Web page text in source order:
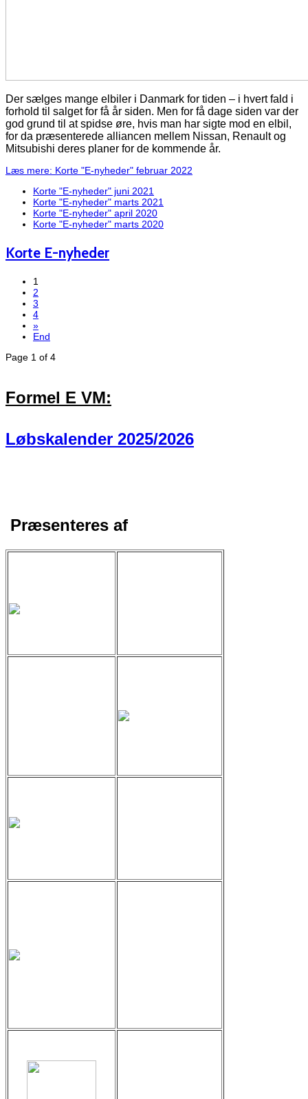
Der sælges mange elbiler i Danmark for tiden – i hvert fald i
forhold til salget for få år siden. Men for få dage siden var der
god grund til at spidse øre, hvis man har sigte mod en elbil,
for da præsenterede alliancen mellem Nissan, Renault og
Mitsubishi deres planer for de kommende år.
Læs mere: Korte "E-nyheder" februar 2022
Korte "E-nyheder" juni 2021
Korte "E-nyheder" marts 2021
Korte "E-nyheder" april 2020
Korte "E-nyheder" marts 2020
Korte E-nyheder
1
2
3
4
»
End
Page 1 of 4
Formel E VM:
Løbskalender 2025/2026
Præsenteres af